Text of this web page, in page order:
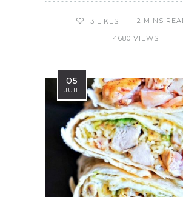
3 LIKES 2 MINS
4680 VIEWS
05
JUIL